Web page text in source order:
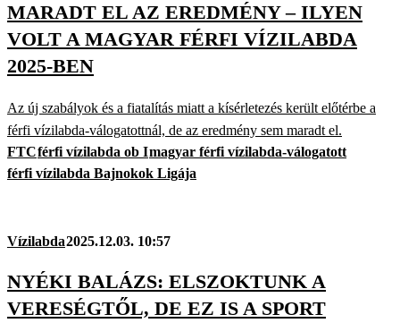
MARADT EL AZ EREDMÉNY – ILYEN
VOLT A MAGYAR FÉRFI VÍZILABDA
2025-BEN
Az új szabályok és a fiatalítás miatt a kísérletezés került előtérbe a
férfi vízilabda-válogatottnál, de az eredmény sem maradt el.
FTCférfi vízilabda ob Imagyar férfi vízilabda-válogatott
férfi vízilabda Bajnokok Ligája
Vízilabda2025.12.03. 10:57
NYÉKI BALÁZS: ELSZOKTUNK A
VERESÉGTŐL, DE EZ IS A SPORT